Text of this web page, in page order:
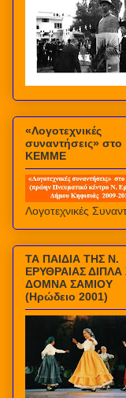
«Λογοτεχνικές
συναντήσεις» στο
ΚΕΜΜΕ
Λογοτεχνικές
ΤΑ ΠΑΙΔΙΑ ΤΗΣ Ν.
ΕΡΥΘΡΑΙΑΣ ΔΙΠΛΑ
ΔΟΜΝΑ ΣΑΜΙΟΥ
(Ηρώδειο 2001)